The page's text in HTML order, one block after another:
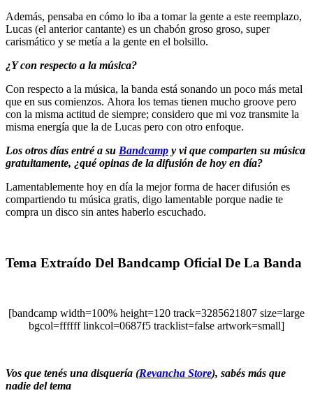
Además, pensaba en cómo lo iba a tomar la gente a este reemplazo,
Lucas (el anterior cantante) es un chabón groso groso, super
carismático y se metía a la gente en el bolsillo.
¿Y con respecto a la música?
Con respecto a la música, la banda está sonando un poco más metal
que en sus comienzos. Ahora los temas tienen mucho groove pero
con la misma actitud de siempre; considero que mi voz transmite la
misma energía que la de Lucas pero con otro enfoque.
Los otros días entré a su Bandcamp y vi que comparten su música
gratuitamente, ¿qué opinas de la difusión de hoy en día?
Lamentablemente hoy en día la mejor forma de hacer difusión es
compartiendo tu música gratis, digo lamentable porque nadie te
compra un disco sin antes haberlo escuchado.
Tema Extraído Del Bandcamp Oficial De La Banda
[bandcamp width=100% height=120 track=3285621807 size=large
bgcol=ffffff linkcol=0687f5 tracklist=false artwork=small]
Vos que tenés una disquería (Revancha Store), sabés más que
nadie del tema